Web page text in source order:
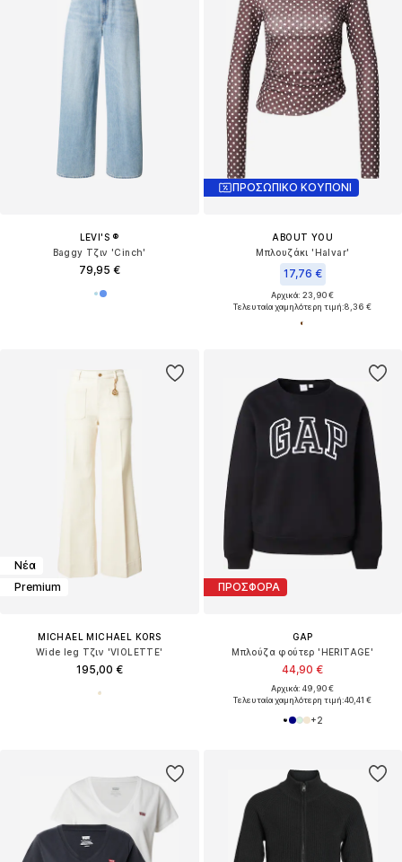
LEVI'S ®
Baggy Τζιν 'Cinch'
79,95 €
ΠΡΟΣΩΠΙΚΟ ΚΟΥΠΟΝΙ
ABOUT YOU
Μπλουζάκι 'Halvar'
17,76 €
Αρχικά: 23,90 €
Τελευταία χαμηλότερη τιμή:8,36 €
Νέα
Premium
MICHAEL MICHAEL KORS
Wide leg Τζιν 'VIOLETTE'
195,00 €
ΠΡΟΣΦΟΡΑ
GAP
Μπλούζα φούτερ 'HERITAGE'
44,90 €
Αρχικά: 49,90 €
Τελευταία χαμηλότερη τιμή:40,41 €
+2